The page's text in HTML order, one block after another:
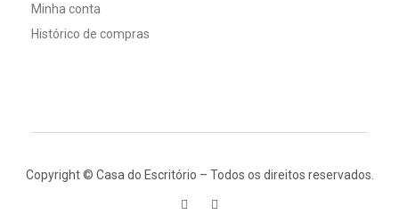
Minha conta
Histórico de compras
Copyright © Casa do Escritório – Todos os direitos reservados.